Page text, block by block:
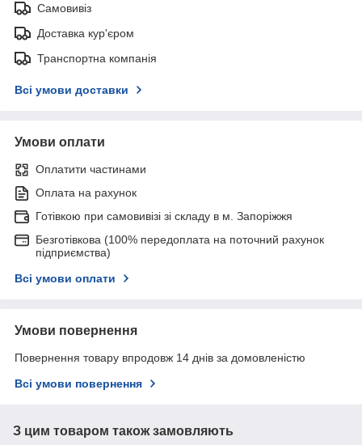
Самовивіз
Доставка кур'єром
Транспортна компанія
Всі умови доставки
Умови оплати
Оплатити частинами
Оплата на рахунок
Готівкою при самовивізі зі складу в м. Запоріжжя
Безготівкова (100% передоплата на поточний рахунок
підприємства)
Всі умови оплати
Умови повернення
Повернення товару впродовж 14 днів за домовленістю
Всі умови повернення
З цим товаром також замовляють